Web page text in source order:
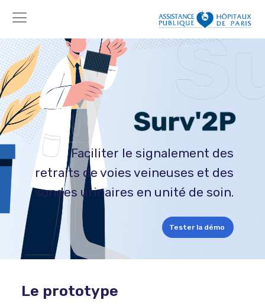
Faciliter le signalement des
retraits de voies veineuses et des
sondes urinaires en unité de soin.
Tester la démo
Le prototype